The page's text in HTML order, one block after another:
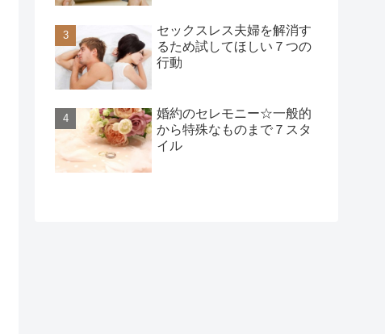
セックスレス夫婦を解消す
るため試してほしい７つの
行動
婚約のセレモニー☆一般的
から特殊なものまで７スタ
イル